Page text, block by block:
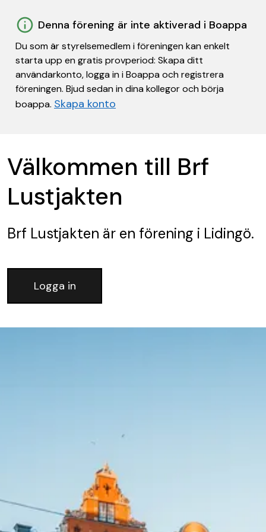
Denna förening är inte aktiverad i Boappa
Du som är styrelsemedlem i föreningen kan enkelt
starta upp en gratis provperiod: Skapa ditt
användarkonto, logga in i Boappa och registrera
föreningen. Bjud sedan in dina kollegor och börja
boappa. Skapa konto
Välkommen till Brf
Lustjakten
Brf Lustjakten är en förening i Lidingö.
Logga in